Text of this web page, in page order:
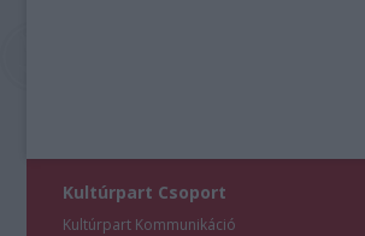
Kultúrpart Csoport
Kultúrpart Kommunikáció